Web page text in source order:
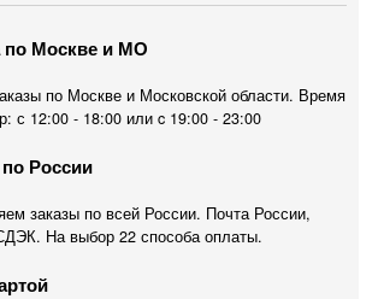
по Москве и МО
по Москве и Московской области. Время
с 12:00 - 18:00 или c 19:00 - 23:00
России
заказы по всей России. Почта России,
На выбор 22 способа оплаты.